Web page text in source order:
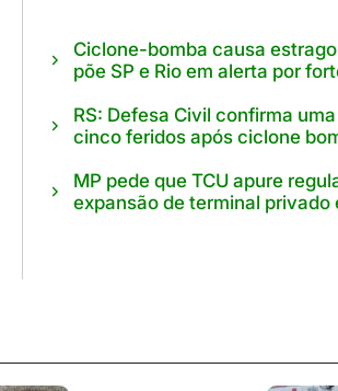
Ciclone-bomba causa
põe SP e Rio em alerta por
RS: Defesa Civil confirma
cinco feridos após ciclone
MP pede que TCU apure
expansão de terminal privado